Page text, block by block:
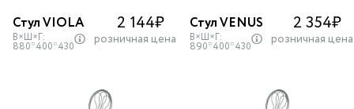
Стул VIOLA 2 144₽
В×Ш×Г:
880*400*430 розничная цена
Стул VENUS 2 354₽
В×Ш×Г:
890*400*430 розничная цена